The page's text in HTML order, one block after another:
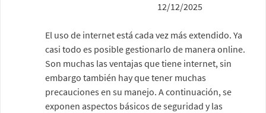
12/12/2025
El uso de internet está cada vez más extendido. Ya
casi todo es posible gestionarlo de manera online.
Son muchas las ventajas que tiene internet, sin
embargo también hay que tener muchas
precauciones en su manejo. A continuación, se
exponen aspectos básicos de seguridad y las